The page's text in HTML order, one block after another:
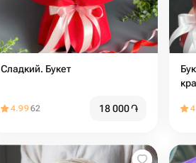
Сладкий. Букет
4.9962 18 000֏